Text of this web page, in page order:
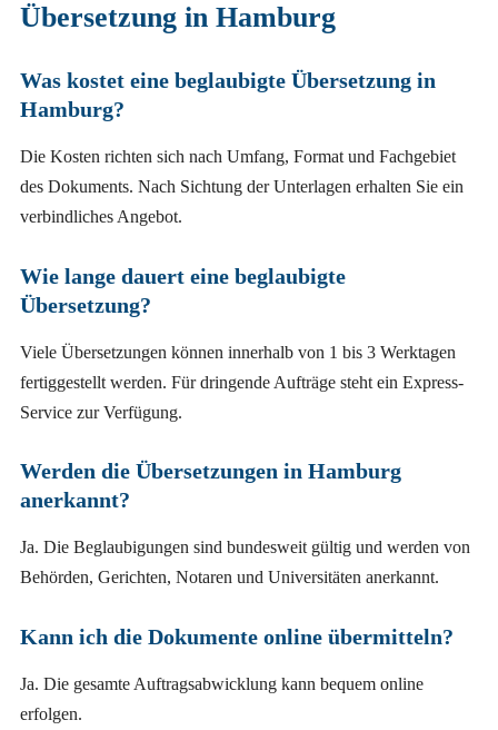
Übersetzung in Hamburg
Was kostet eine beglaubigte Übersetzung in
Hamburg?
Die Kosten richten sich nach Umfang, Format und Fachgebiet
des Dokuments. Nach Sichtung der Unterlagen erhalten Sie ein
verbindliches Angebot.
Wie lange dauert eine beglaubigte
Übersetzung?
Viele Übersetzungen können innerhalb von 1 bis 3 Werktagen
fertiggestellt werden. Für dringende Aufträge steht ein Express-
Service zur Verfügung.
Werden die Übersetzungen in Hamburg
anerkannt?
Ja. Die Beglaubigungen sind bundesweit gültig und werden von
Behörden, Gerichten, Notaren und Universitäten anerkannt.
Kann ich die Dokumente online übermitteln?
Ja. Die gesamte Auftragsabwicklung kann bequem online
erfolgen.